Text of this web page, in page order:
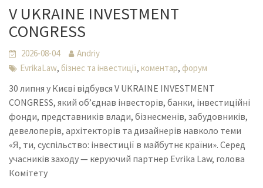
V UKRAINE INVESTMENT
CONGRESS
2026-08-04
Andriy
EvrikaLaw, бізнес та інвестиції,коментар, форум
30 липня у Києві відбувся V UKRAINE INVESTMENT
CONGRESS, який об’єднав інвесторів, банки, інвестиційні
фонди, представників влади, бізнесменів, забудовників,
девелоперів, архітекторів та дизайнерів навколо теми
«Я, ти, суспільство: інвестиції в майбутнє країни». Серед
учасників заходу — керуючий партнер Evrika Law, голова
Комітету